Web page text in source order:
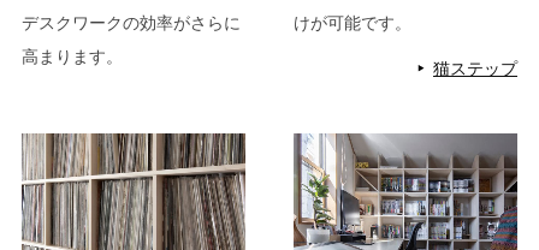
デスクワークの効率がさらに
高まります。
けが可能です。
猫ステップ